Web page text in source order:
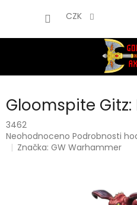
CZK
Gloomspite
3462
Průměrné
hodnocení
Neohodnoceno Podrobnosti
Značka:GW Warhammer